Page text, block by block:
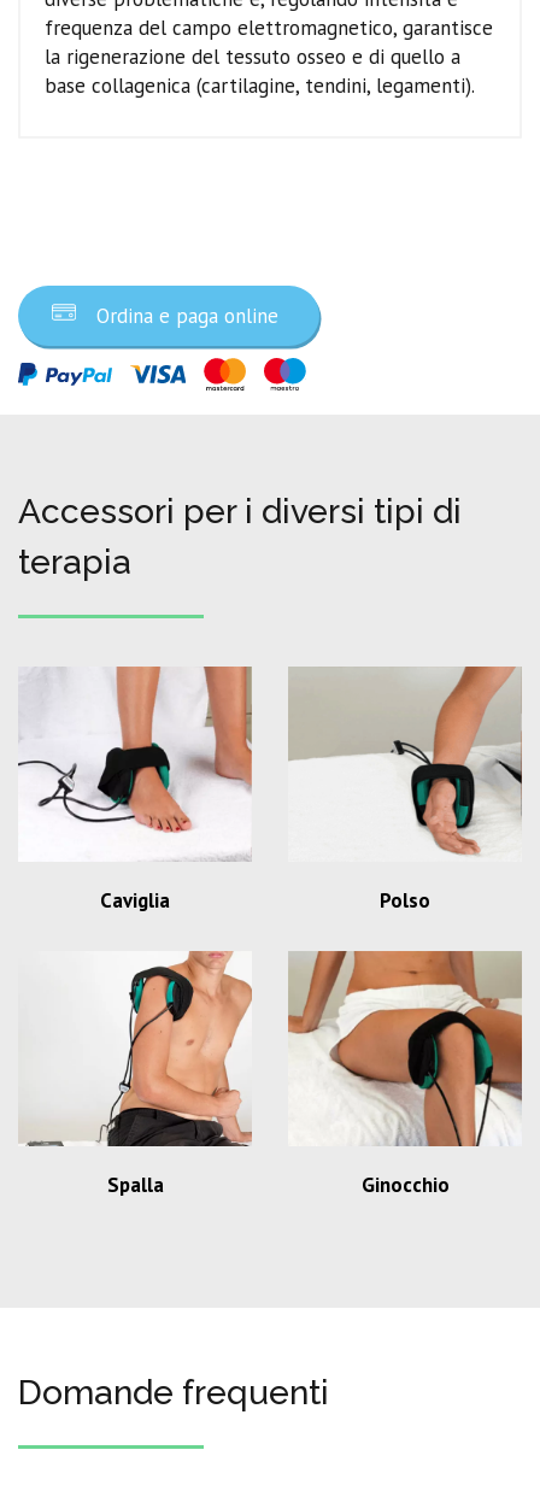
frequenza del campo elettromagnetico, garantisce
la rigenerazione del tessuto osseo e di quello a
base collagenica (cartilagine, tendini, legamenti).
Ordina e paga online
Accessori per i diversi tipi di
terapia
Caviglia Polso
Spalla Ginocchio
Domande frequenti